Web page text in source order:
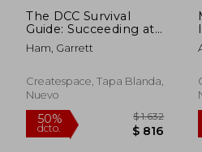
The DCC Survival
Guide: Succeeding at
the Army's Direct
Commission Course
Ham, Garrett
Createspace, Tapa Blanda,
Nuevo